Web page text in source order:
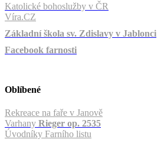
Katolické bohoslužby v ČR
Víra.CZ
Základní škola sv. Zdislavy v Jablonci
Facebook farnosti
Oblíbené
Rekreace na faře v Janově
Varhany Rieger op. 2535
Úvodníky Farního listu